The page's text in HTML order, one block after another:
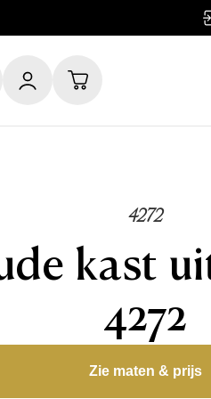
4272
kast
4272
Zie maten & prijs